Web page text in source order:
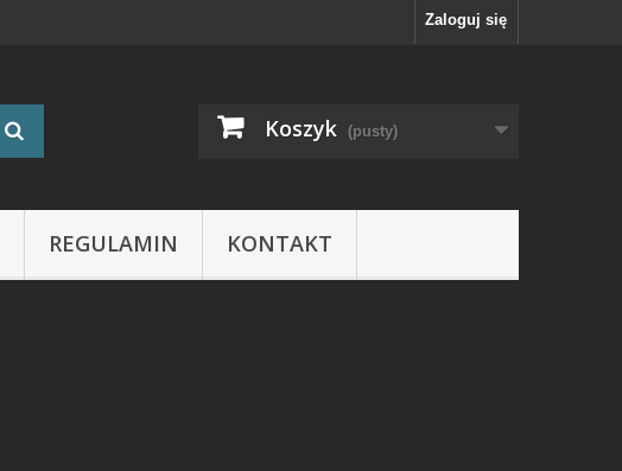
Zaloguj się
Koszyk (pusty)
REGULAMIN KONTAKT